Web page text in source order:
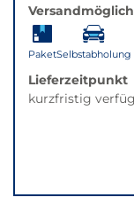
PaketSelbstabholung
Lieferzeitpunkt
kurzfristig